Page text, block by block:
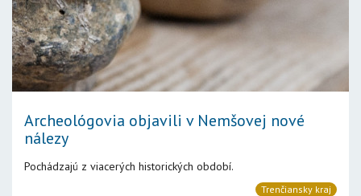
Archeológovia objavili v Nemšovej nové
nálezy
Pochádzajú z viacerých historických období.
Trenčiansky kraj